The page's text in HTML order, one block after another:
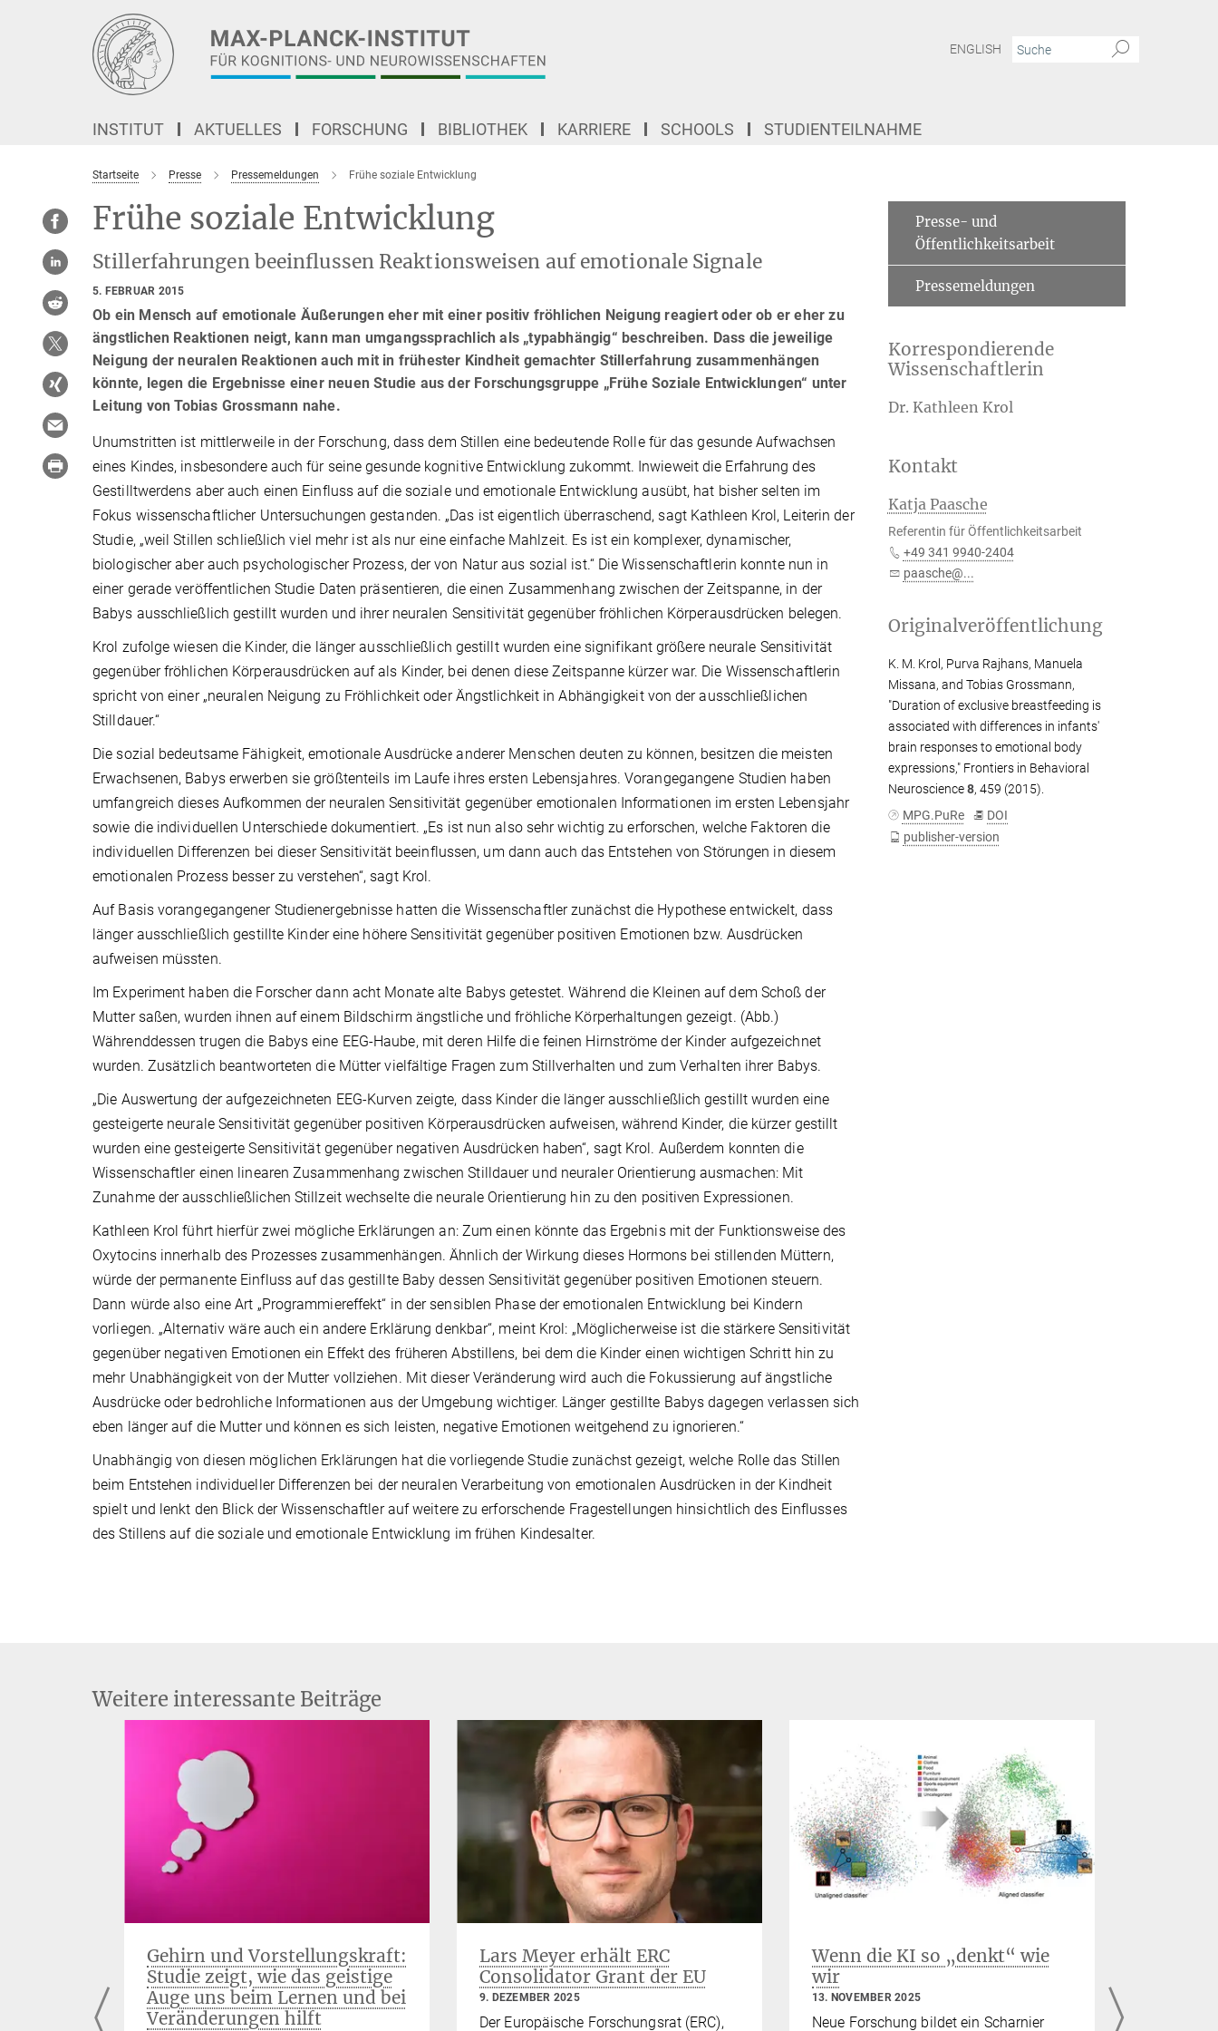
ENGLISH
INSTITUT AKTUELLES FORSCHUNG BIBLIOTHEK KARRIERE SCHOOLS STUDIENTEILNAHME
Startseite Presse Pressemeldungen Frühe soziale Entwicklung
Frühe soziale Entwicklung
Stillerfahrungen beeinflussen Reaktionsweisen auf emotionale Signale
5. FEBRUAR 2015
Ob ein Mensch auf emotionale Äußerungen eher mit einer positiv fröhlichen Neigung reagiert oder ob er eher zu
ängstlichen Reaktionen neigt, kann man umgangssprachlich als „typabhängig“ beschreiben. Dass die jeweilige
Neigung der neuralen Reaktionen auch mit in frühester Kindheit gemachter Stillerfahrung zusammenhängen
könnte, legen die Ergebnisse einer neuen Studie aus der Forschungsgruppe „Frühe Soziale Entwicklungen“ unter
Leitung von Tobias Grossmann nahe.
Unumstritten ist mittlerweile in der Forschung, dass dem Stillen eine bedeutende Rolle für das gesunde Aufwachsen
eines Kindes, insbesondere auch für seine gesunde kognitive Entwicklung zukommt. Inwieweit die Erfahrung des
Gestilltwerdens aber auch einen Einfluss auf die soziale und emotionale Entwicklung ausübt, hat bisher selten im
Fokus wissenschaftlicher Untersuchungen gestanden. „Das ist eigentlich überraschend, sagt Kathleen Krol, Leiterin der
Studie, „weil Stillen schließlich viel mehr ist als nur eine einfache Mahlzeit. Es ist ein komplexer, dynamischer,
biologischer aber auch psychologischer Prozess, der von Natur aus sozial ist.“ Die Wissenschaftlerin konnte nun in
einer gerade veröffentlichen Studie Daten präsentieren, die einen Zusammenhang zwischen der Zeitspanne, in der
Babys ausschließlich gestillt wurden und ihrer neuralen Sensitivität gegenüber fröhlichen Körperausdrücken belegen.
Krol zufolge wiesen die Kinder, die länger ausschließlich gestillt wurden eine signifikant größere neurale Sensitivität
gegenüber fröhlichen Körperausdrücken auf als Kinder, bei denen diese Zeitspanne kürzer war. Die Wissenschaftlerin
spricht von einer „neuralen Neigung zu Fröhlichkeit oder Ängstlichkeit in Abhängigkeit von der ausschließlichen
Stilldauer.“
Die sozial bedeutsame Fähigkeit, emotionale Ausdrücke anderer Menschen deuten zu können, besitzen die meisten
Erwachsenen, Babys erwerben sie größtenteils im Laufe ihres ersten Lebensjahres. Vorangegangene Studien haben
umfangreich dieses Aufkommen der neuralen Sensitivität gegenüber emotionalen Informationen im ersten Lebensjahr
sowie die individuellen Unterschiede dokumentiert. „Es ist nun also sehr wichtig zu erforschen, welche Faktoren die
individuellen Differenzen bei dieser Sensitivität beeinflussen, um dann auch das Entstehen von Störungen in diesem
emotionalen Prozess besser zu verstehen“, sagt Krol.
Auf Basis vorangegangener Studienergebnisse hatten die Wissenschaftler zunächst die Hypothese entwickelt, dass
länger ausschließlich gestillte Kinder eine höhere Sensitivität gegenüber positiven Emotionen bzw. Ausdrücken
aufweisen müssten.
Im Experiment haben die Forscher dann acht Monate alte Babys getestet. Während die Kleinen auf dem Schoß der
Mutter saßen, wurden ihnen auf einem Bildschirm ängstliche und fröhliche Körperhaltungen gezeigt. (Abb.)
Währenddessen trugen die Babys eine EEG-Haube, mit deren Hilfe die feinen Hirnströme der Kinder aufgezeichnet
wurden. Zusätzlich beantworteten die Mütter vielfältige Fragen zum Stillverhalten und zum Verhalten ihrer Babys.
„Die Auswertung der aufgezeichneten EEG-Kurven zeigte, dass Kinder die länger ausschließlich gestillt wurden eine
gesteigerte neurale Sensitivität gegenüber positiven Körperausdrücken aufweisen, während Kinder, die kürzer gestillt
wurden eine gesteigerte Sensitivität gegenüber negativen Ausdrücken haben“, sagt Krol. Außerdem konnten die
Wissenschaftler einen linearen Zusammenhang zwischen Stilldauer und neuraler Orientierung ausmachen: Mit
Zunahme der ausschließlichen Stillzeit wechselte die neurale Orientierung hin zu den positiven Expressionen.
Kathleen Krol führt hierfür zwei mögliche Erklärungen an: Zum einen könnte das Ergebnis mit der Funktionsweise des
Oxytocins innerhalb des Prozesses zusammenhängen. Ähnlich der Wirkung dieses Hormons bei stillenden Müttern,
würde der permanente Einfluss auf das gestillte Baby dessen Sensitivität gegenüber positiven Emotionen steuern.
Dann würde also eine Art „Programmiereffekt“ in der sensiblen Phase der emotionalen Entwicklung bei Kindern
vorliegen. „Alternativ wäre auch ein andere Erklärung denkbar“, meint Krol: „Möglicherweise ist die stärkere Sensitivität
gegenüber negativen Emotionen ein Effekt des früheren Abstillens, bei dem die Kinder einen wichtigen Schritt hin zu
mehr Unabhängigkeit von der Mutter vollziehen. Mit dieser Veränderung wird auch die Fokussierung auf ängstliche
Ausdrücke oder bedrohliche Informationen aus der Umgebung wichtiger. Länger gestillte Babys dagegen verlassen sich
eben länger auf die Mutter und können es sich leisten, negative Emotionen weitgehend zu ignorieren.“
Unabhängig von diesen möglichen Erklärungen hat die vorliegende Studie zunächst gezeigt, welche Rolle das Stillen
beim Entstehen individueller Differenzen bei der neuralen Verarbeitung von emotionalen Ausdrücken in der Kindheit
spielt und lenkt den Blick der Wissenschaftler auf weitere zu erforschende Fragestellungen hinsichtlich des Einflusses
des Stillens auf die soziale und emotionale Entwicklung im frühen Kindesalter.
Presse- und
Öffentlichkeitsarbeit
Pressemeldungen
Korrespondierende
Wissenschaftlerin
Dr. Kathleen Krol
Kontakt
Katja Paasche
Referentin für Öffentlichkeitsarbeit
+49 341 9940-2404
paasche@...
Originalveröffentlichung
K. M. Krol, Purva Rajhans, Manuela
Missana, and Tobias Grossmann,
"Duration of exclusive breastfeeding is
associated with differences in infants'
brain responses to emotional body
expressions," Frontiers in Behavioral
Neuroscience8, 459 (2015).
MPG.PuRe
DOI
publisher-version
Weitere interessante Beiträge
Gehirn und Vorstellungskraft:
Studie zeigt, wie das geistige
Auge uns beim Lernen und bei
Veränderungen hilft
Lars Meyer erhält ERC
Consolidator Grant der EU
9. DEZEMBER 2025
Der Europäische Forschungsrat (ERC),
Wenn die KI so „denkt“ wie
wir
13. NOVEMBER 2025
Neue Forschung bildet ein Scharnier